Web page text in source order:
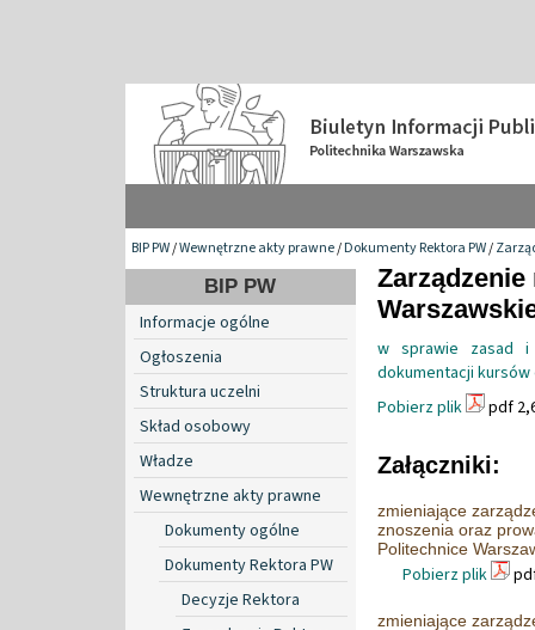
BIP PW/Wewnętrzne akty prawne/Dokumenty Rektora PW/
BIP PW
Informacje ogólne
Ogłoszenia
Struktura uczelni
Skład osobowy
Władze
Wewnętrzne akty prawne
Dokumenty ogólne
Dokumenty Rektora PW
Decyzje Rektora
w sprawie zasad i
dokumentacji kursów
Pobierz plik
pdf
Załączniki:
zmieniające
znoszenia oraz
Politechnice
Pobierz plik
zmieniające